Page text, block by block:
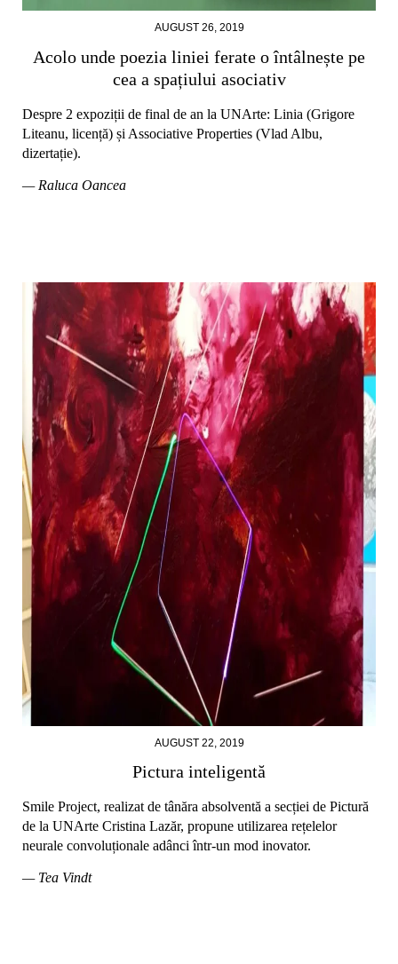
AUGUST 26, 2019
Acolo unde poezia liniei ferate o întâlnește pe
cea a spațiului asociativ
Despre 2 expoziții de final de an la UNArte: Linia (Grigore
Liteanu, licență) și Associative Properties (Vlad Albu,
dizertație).
— Raluca Oancea
AUGUST 22, 2019
Pictura inteligentă
Smile Project, realizat de tânăra absolventă a secției de Pictură
de la UNArte Cristina Lazăr, propune utilizarea rețelelor
neurale convoluționale adânci într-un mod inovator.
— Tea Vindt